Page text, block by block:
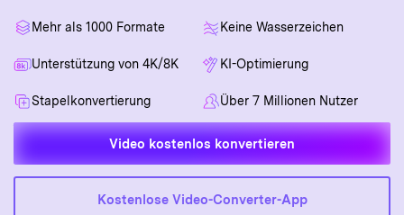
AniSmall für Desktop
AniSmall für iOS
Konvertierungsfähigkeiten.
KI-Funktionen
Video/Audio
Online Konverter
kostenlos online umwandeln.
Bild
Automatische Verbesserung von
KI-Porträt
Ändern Sie den Videohintergrund
mit KI.
Alle nötigen Informationen, um UniConverter zu benutzen.
Tech Specs
Eine vollständige Liste der unterstützten Formate, Geräte
Upgrade auf V17
JETZT KAUFEN Anmelden
Suche
Mehr als 1000 Formate Keine Wasserzeichen
Unterstützung von 4K/8K KI-Optimierung
Stapelkonvertierung Über 7 Millionen Nutzer
Video kostenlos konvertieren
Kostenlose Video-Converter-App